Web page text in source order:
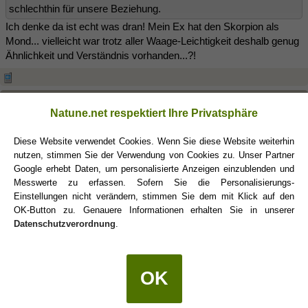
schlechthin für unsere Beziehung.
Ich denke da ist echt was dran! Mein Ex hat den Skorpion als
Mond... vielleicht war trotz aller Waage-Leichtigkeit deshalb genug
Ähnlichkeit und Verständnis vorhanden...?!
Dass zwei Stiere oder zwei Waagen einander langweilen, kann ich
mir sogar vorstellen.
Aber zwei Skorpione? Niemals!!!
Aber Spaß beiseite: Ich langweile mich auch nicht mit mir alleine.
Und wenn ich mich mit jemand anderem langweile, dann eher aus
dem Grund, weil man keine gemeinsame Wellenlänge hat, sich
nix zu sagen hat ...
Ich finde das ziemlich gut, wenn ich weiß, wie der andere tickt. Will
mir nicht ständig Gedanken machen müssen, wie etwas
aufgefasst wird - oder wie ich "interessant" bleiben kann.
Natune.net respektiert Ihre Privatsphäre
Diese Website verwendet Cookies. Wenn Sie diese Website weiterhin
nutzen, stimmen Sie der Verwendung von Cookies zu. Unser Partner
Google erhebt Daten, um personalisierte Anzeigen einzublenden und
Messwerte zu erfassen. Sofern Sie die Personalisierungs-
Einstellungen nicht verändern, stimmen Sie dem mit Klick auf den
OK-Button zu. Genauere Informationen erhalten Sie in unserer
Datenschutzverordnung.
OK